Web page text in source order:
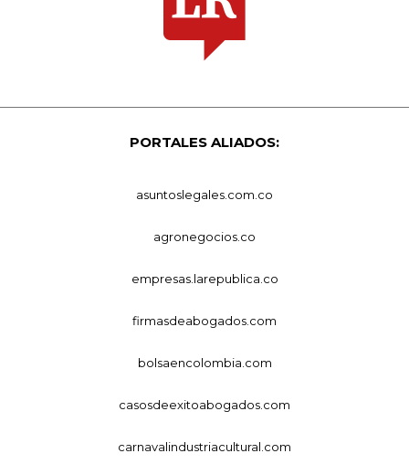
PORTALES ALIADOS:
asuntoslegales.com.co
agronegocios.co
empresas.larepublica.co
firmasdeabogados.com
bolsaencolombia.com
casosdeexitoabogados.com
carnavalindustriacultural.com